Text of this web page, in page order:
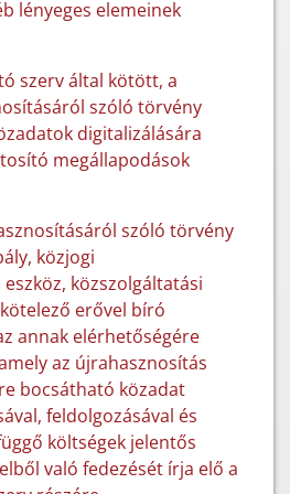
lényeges elemeinek
szerv által kötött, a
szóló törvény
digitalizálására
megállapodások
szóló törvény
közjogi
közszolgáltatási
erővel bíró
annak elérhetőségére
az újrahasznosítás
bocsátható közadat
feldolgozásával és
költségek jelentős
való fedezését írja elő a